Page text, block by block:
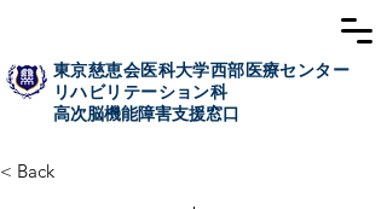
東京慈恵会医科大学西部医療センター
リハビリテーション科
高次脳​機能障害支援窓口
< Back